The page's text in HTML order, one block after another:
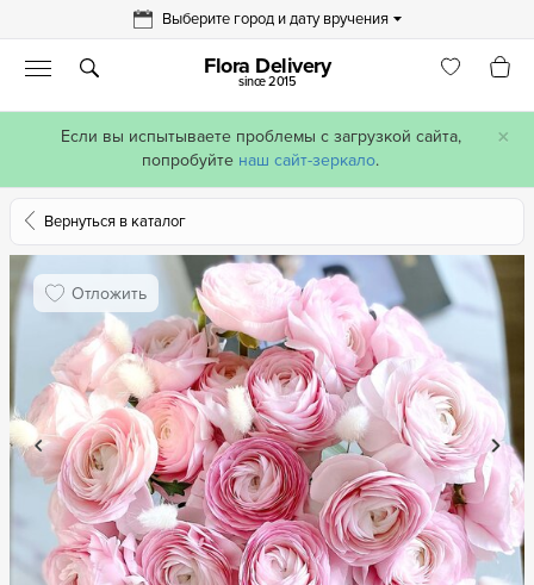
×
Если вы испытываете проблемы с загрузкой сайта,
попробуйте наш сайт-зеркало.
Выберите город и дату вручения
Flora Delivery
since 2015
Вернуться в каталог
Отложить